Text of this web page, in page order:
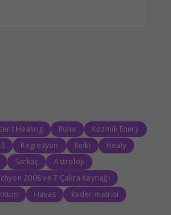
Healing Rune
Kozmik Enerji
Regresyon Reiki
Healy
Sarkaç
Astroloji
2008 ve 7 Çakra Kaynağı
Havas kader matrisi